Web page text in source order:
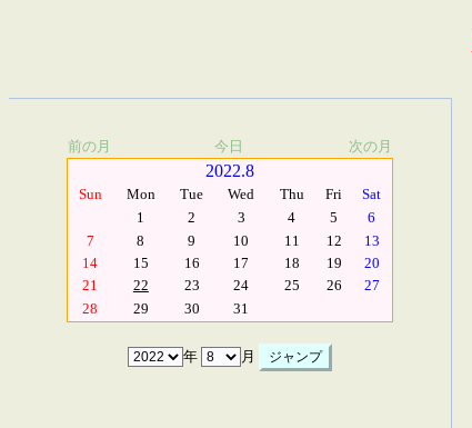
前の月 今日 次の月
2022.8
Sun Mon Tue Wed Thu Fri
Sat
1
2 3 4 5
6
7
8 9 10 11 12
13
14
15 16 17 18 19
20
21
22 23 24 25 26
27
28
29 30 31
年 月